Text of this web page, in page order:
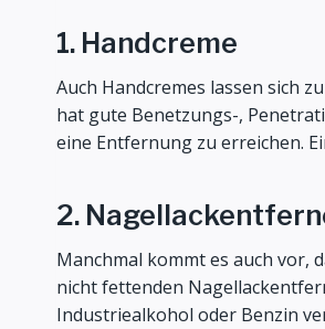
1. Handcreme
Auch Handcremes lassen sich
hat gute Benetzungs-,
eine Entfernung zu erreichen.
2.
Manchmal kommt es auch vor,
nicht fettenden
Industriealkohol oder Benzin